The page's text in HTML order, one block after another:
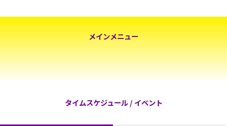
メインメニュー
タイムスケジュール / イベント